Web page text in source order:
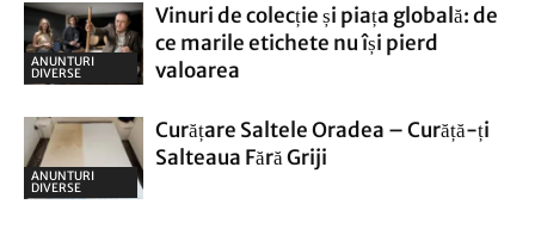
ANUNTURI
DIVERSE
Vinuri de colecție și piața globală: de
ce marile etichete nu își pierd
valoarea
ANUNTURI
DIVERSE
Curățare Saltele Oradea – Curăță-ți
Salteaua Fără Griji